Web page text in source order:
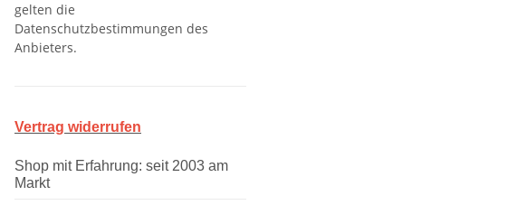
gelten die
Datenschutzbestimmungen des
Anbieters.
Vertrag widerrufen
Shop mit Erfahrung: seit 2003 am
Markt